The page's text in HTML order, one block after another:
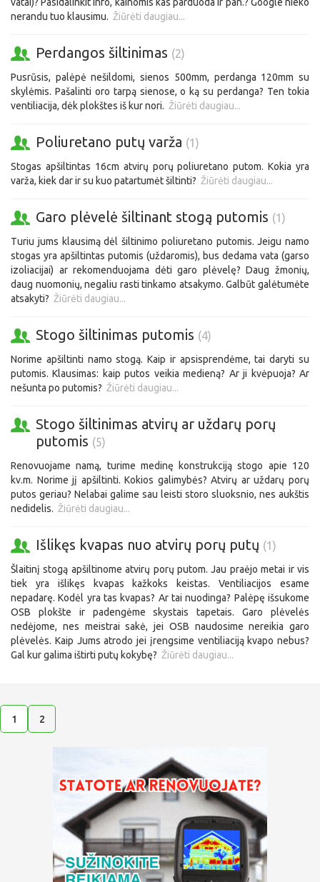
nerandu tuo klausimu. Žiūrėti daugiau...
Perdangos šiltinimas (2)
Pusrūsis, palėpė nešildomi, sienos 500mm, perdanga 120mm su
skylėmis. Pašalinti oro tarpą sienose, o ką su perdanga? Ten tokia
ventiliacija, dėk plokštes iš kur nori. Žiūrėti daugiau...
Poliuretano putų varža (1)
Stogas apšiltintas 16cm atvirų porų poliuretano putom. Kokia yra
varža, kiek dar ir su kuo patartumėt šiltinti? Žiūrėti daugiau...
Garo plėvelė šiltinant stogą putomis (1)
Turiu jums klausimą dėl šiltinimo poliuretano putomis. Jeigu namo
stogas yra apšiltintas putomis (uždaromis), bus dedama vata (garso
izoliacijai) ar rekomenduojama dėti garo plėvelę? Daug žmonių,
daug nuomonių, negaliu rasti tinkamo atsakymo. Galbūt galėtumėte
atsakyti? Žiūrėti daugiau...
Stogo šiltinimas putomis (4)
Norime apšiltinti namo stogą. Kaip ir apsisprendėme, tai daryti su
putomis. Klausimas: kaip putos veikia medieną? Ar ji kvėpuoja? Ar
nešunta po putomis? Žiūrėti daugiau...
Stogo šiltinimas atvirų ar uždarų porų
putomis (5)
Renovuojame namą, turime medinę konstrukciją stogo apie 120
kv.m. Norime jį apšiltinti. Kokios galimybės? Atvirų ar uždarų porų
putos geriau? Nelabai galime sau leisti storo sluoksnio, nes aukštis
nedidelis. Žiūrėti daugiau...
Išlikęs kvapas nuo atvirų porų putų (1)
Šlaitinį stogą apšiltinome atvirų porų putom. Jau praėjo metai ir vis
tiek yra išlikęs kvapas kažkoks keistas. Ventiliacijos esame
nepadarę. Kodėl yra tas kvapas? Ar tai nuodinga? Palėpę išsukome
OSB plokšte ir padengėme skystais tapetais. Garo plėvelės
nedėjome, nes meistrai sakė, jei OSB naudosime nereikia garo
plėvelės. Kaip Jums atrodo jei įrengsime ventiliaciją kvapo nebus?
Gal kur galima ištirti putų kokybę? Žiūrėti daugiau...
1 2